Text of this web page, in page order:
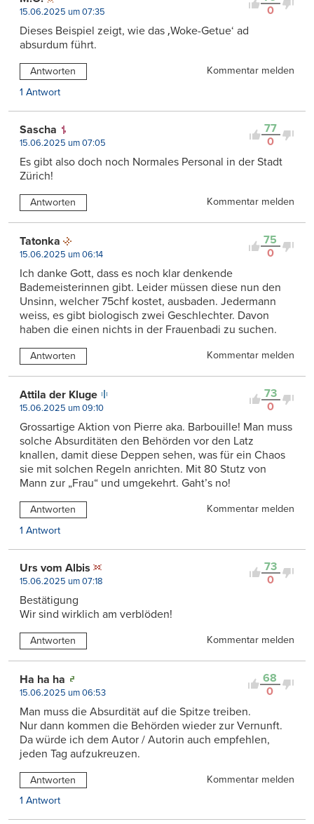
0
15.06.2025 um 07:35
Dieses Beispiel zeigt, wie das ‚Woke-Getue‘ ad
absurdum führt.
Antworten
Kommentar melden
1 Antwort
77
0
Sascha
15.06.2025 um 07:05
Es gibt also doch noch Normales Personal in der Stadt
Zürich!
Antworten Kommentar melden
75
0
Tatonka
15.06.2025 um 06:14
Ich danke Gott, dass es noch klar denkende
Bademeisterinnen gibt. Leider müssen diese nun den
Unsinn, welcher 75chf kostet, ausbaden. Jedermann
weiss, es gibt biologisch zwei Geschlechter. Davon
haben die einen nichts in der Frauenbadi zu suchen.
Antworten Kommentar melden
73
0
Attila der Kluge
15.06.2025 um 09:10
Grossartige Aktion von Pierre aka. Barbouille! Man muss
solche Absurditäten den Behörden vor den Latz
knallen, damit diese Deppen sehen, was für ein Chaos
sie mit solchen Regeln anrichten. Mit 80 Stutz von
Mann zur „Frau“ und umgekehrt. Gaht’s no!
Antworten
Kommentar melden
1 Antwort
73
0
Urs vom Albis
15.06.2025 um 07:18
Bestätigung
Wir sind wirklich am verblöden!
Antworten Kommentar melden
68
0
Ha ha ha
15.06.2025 um 06:53
Man muss die Absurdität auf die Spitze treiben.
Nur dann kommen die Behörden wieder zur Vernunft.
Da würde ich dem Autor / Autorin auch empfehlen,
jeden Tag aufzukreuzen.
Antworten
Kommentar melden
1 Antwort